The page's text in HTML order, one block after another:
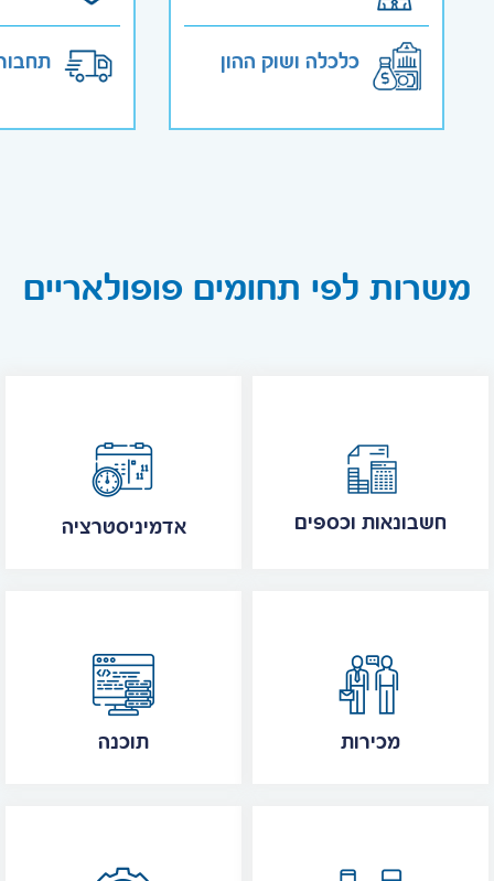
כלכלה ושוק ההון
משרות לפי תחומים פופולאריים
אדמיניסטרציה חשבונאות וכספים
תוכנה מכירות